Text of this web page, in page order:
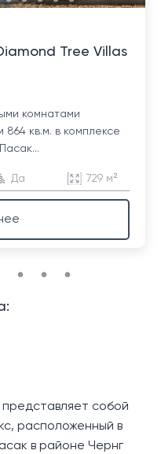
Tree Villas
комнатами
864 кв.м. в комплексе
Да 729 м²
собой
расположенный в
в районе Чернг